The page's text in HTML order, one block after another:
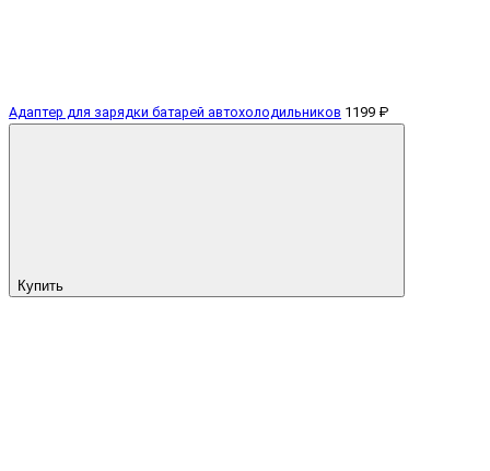
Адаптер для зарядки батарей автохолодильников 1199 ₽
Купить